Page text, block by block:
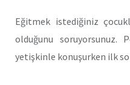
Eğitmek istediğiniz
olduğunu soruyorsunuz.
yetişkinle konuşurken ilk